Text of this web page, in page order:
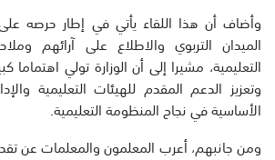
وأضاف أن هذا اللقاء يأتي في إطار حرصه
الميدان التربوي والاطلاع على آرائهم
التعليمية، مشيرا إلى أن الوزارة تولي اهتماما
وتعزيز الدعم المقدم للهيئات التعليمية
الأساسية في نجاح المنظومة التعليمية.
ومن جانبهم، أعرب المعلمون والمعلمات عن